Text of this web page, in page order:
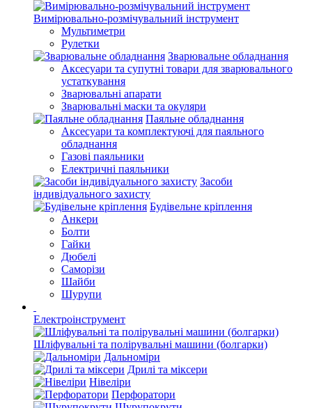
Вимірювально-розмічувальний інструмент
Мультиметри
Рулетки
Зварювальне обладнання
Аксесуари та супутні товари для зварювального
устаткування
Зварювальні апарати
Зварювальні маски та окуляри
Паяльне обладнання
Аксесуари та комплектуючі для паяльного
обладнання
Газові паяльники
Електричні паяльники
Засоби
індивідуального захисту
Будівельне кріплення
Анкери
Болти
Гайки
Дюбелі
Саморізи
Шайби
Шурупи
Електроінструмент
Шліфувальні та полірувальні машини (болгарки)
Дальноміри
Дрилі та міксери
Нівеліри
Перфоратори